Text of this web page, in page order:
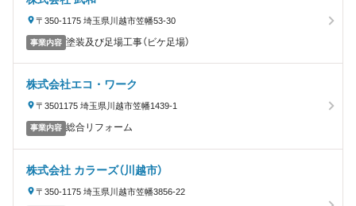
〒350-1175 埼玉県川越市笠幡53-30
事業内容 塗装及び足場工事（ビケ足場）
株式会社エコ・ワーク
〒3501175 埼玉県川越市笠幡1439-1
事業内容 総合リフォーム
株式会社 カラーズ（川越市）
〒350-1175 埼玉県川越市笠幡3856-22